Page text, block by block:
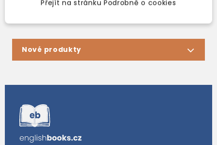
Nové produkty
Přejít na stránku Podrobně o cookies